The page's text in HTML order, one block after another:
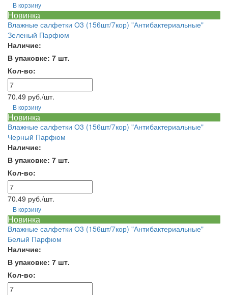
В корзину
Новинка
Влажные салфетки О3 (156шт/7кор) "Антибактериальные"
Зеленый Парфюм
Наличие:
В упаковке: 7 шт.
Кол-во:
70.49 руб./шт.
В корзину
Новинка
Влажные салфетки О3 (156шт/7кор) "Антибактериальные"
Черный Парфюм
Наличие:
В упаковке: 7 шт.
Кол-во:
70.49 руб./шт.
В корзину
Новинка
Влажные салфетки О3 (156шт/7кор) "Антибактериальные"
Белый Парфюм
Наличие:
В упаковке: 7 шт.
Кол-во: